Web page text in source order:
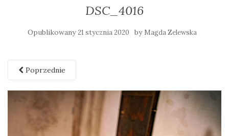
DSC_4016
Opublikowany21 stycznia 2020 by Magda Zelewska
Poprzednie